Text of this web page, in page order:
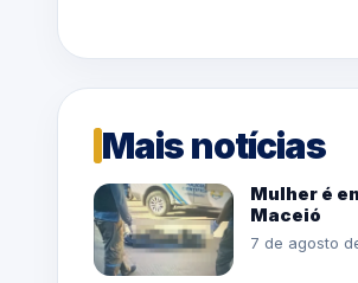
Mais notícias
Mulher é
Maceió
7 de agosto